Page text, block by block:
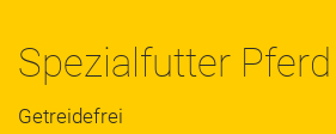
Spezialfutter Pferd
Getreidefrei